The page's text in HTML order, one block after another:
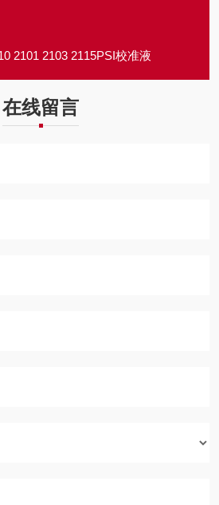
2101 2103 2115PSI校准液
在线留言